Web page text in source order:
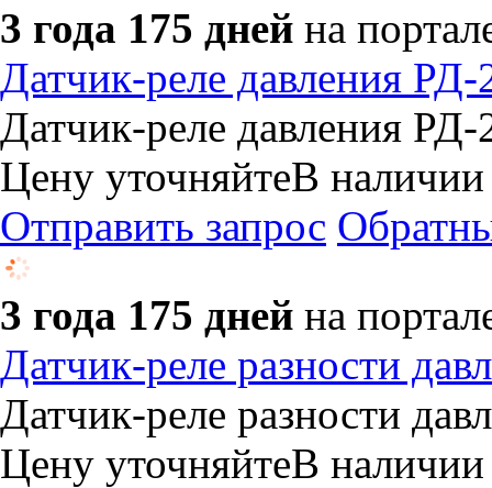
3 года 175 дней на
Датчик-реле давления
Датчик-реле давления
Цену уточняйтеВ наличии
Отправить запрос
3 года 175 дней на
Датчик-реле разности
Датчик-реле разности
Цену уточняйтеВ наличии